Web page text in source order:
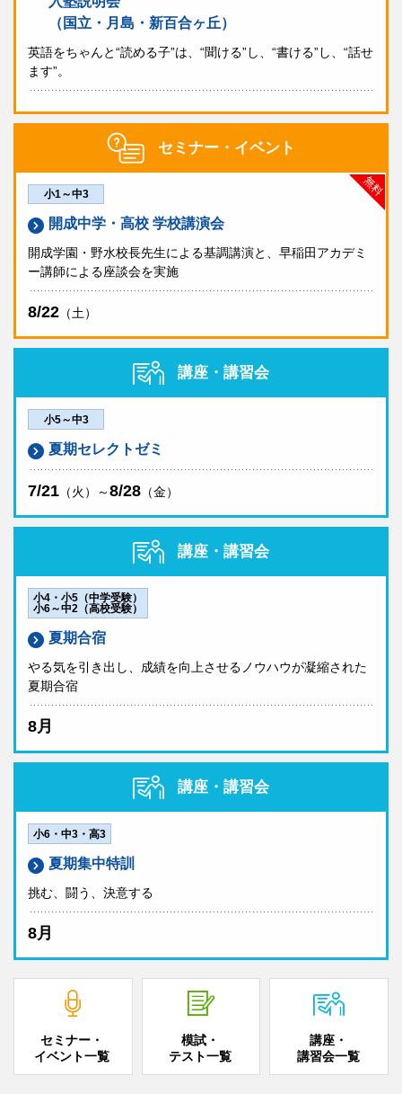
（国立・月島・新百合ヶ丘）
英語をちゃんと“読める子”は、“聞ける”し、“書ける”し、“話せ
ます”。
セミナー・イベント
無料
小1～中3
開成中学・高校 学校講演会
開成学園・野水校長先生による基調講演と、早稲田アカデミ
ー講師による座談会を実施
8/22 （土）
講座・講習会
小5～中3
夏期セレクトゼミ
7/21 （火）～8/28 （金）
講座・講習会
小4・小5（中学受験）
小6～中2（高校受験）
夏期合宿
やる気を引き出し、成績を向上させるノウハウが凝縮された
夏期合宿
8月
講座・講習会
小6・中3・高3
夏期集中特訓
挑む、闘う、決意する
8月
セミナー・
イベント一覧
模試・
テスト一覧
講座・
講習会一覧